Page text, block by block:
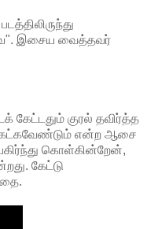
இசைய வைத்தவர்
கேட்டதும் குரல் தவிர்த்த
என்ற ஆசை
கொள்கின்றேன்,
கேட்டு